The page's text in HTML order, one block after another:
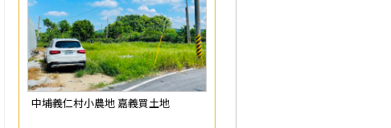
中埔義仁村小農地 嘉義買土地